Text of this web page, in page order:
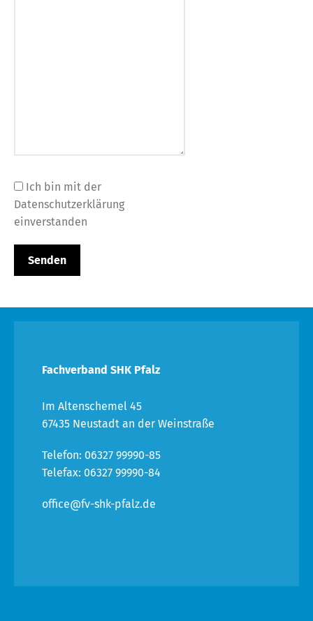
Ich bin mit der
Datenschutzerklärung
einverstanden
Fachverband SHK Pfalz
Im Altenschemel 45
67435 Neustadt an der Weinstraße
Telefon: 06327 99990-85
Telefax: 06327 99990-84
office@fv-shk-pfalz.de